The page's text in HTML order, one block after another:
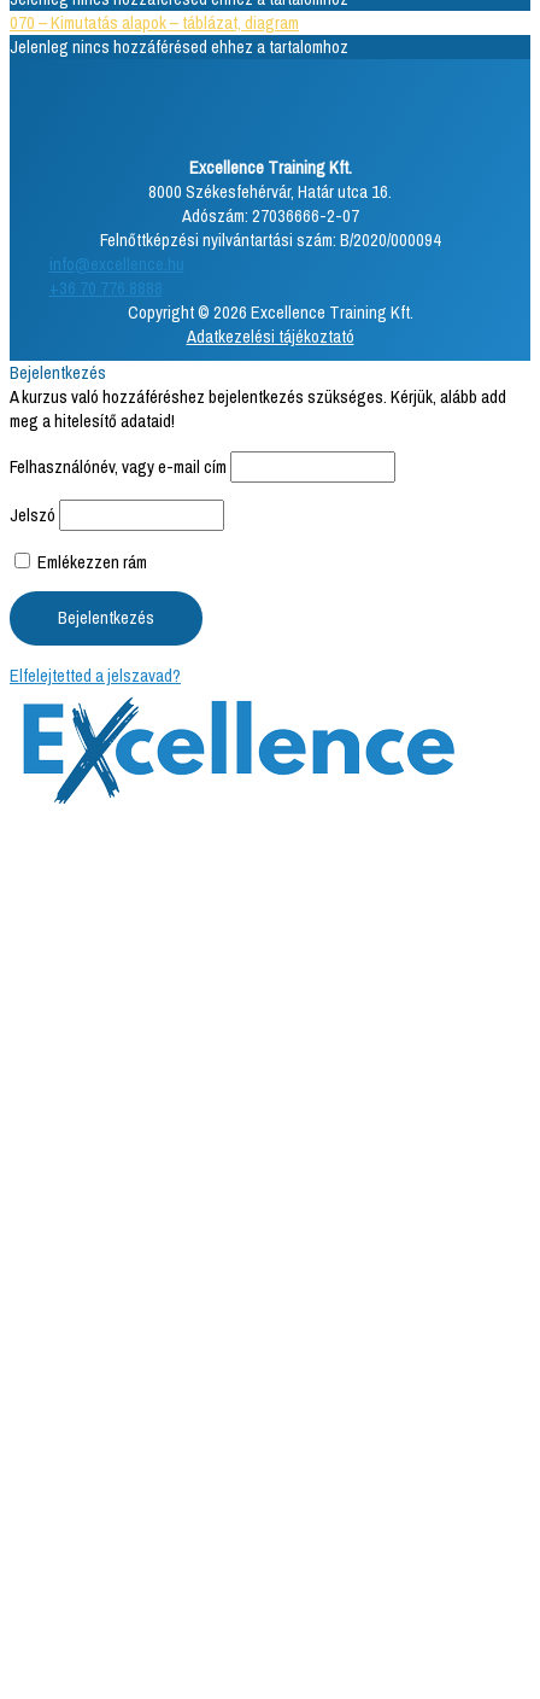
070 – Kimutatás alapok – táblázat, diagram
Jelenleg nincs hozzáférésed ehhez a tartalomhoz
Excellence Training Kft.
8000 Székesfehérvár, Határ utca 16.
Adószám: 27036666-2-07
Felnőttképzési nyilvántartási szám: B/2020/000094
info@excellence.hu
+36 70 776 8888
Copyright © 2026 Excellence Training Kft.
Adatkezelési tájékoztató
Bejelentkezés
A kurzus való hozzáféréshez bejelentkezés szükséges. Kérjük, alább add
meg a hitelesítő adataid!
Felhasználónév, vagy e-mail cím
Jelszó
Emlékezzen rám
Elfelejtetted a jelszavad?